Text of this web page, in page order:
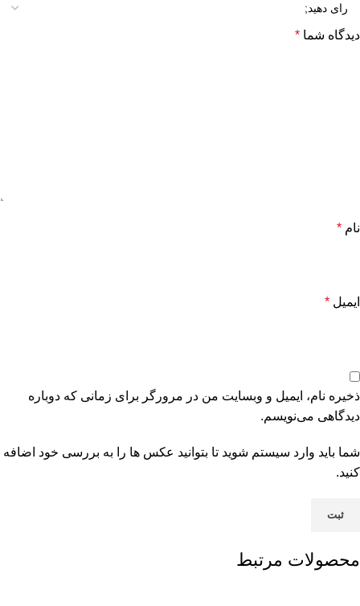
دیدگاه شما *
نام *
ایمیل *
ذخیره نام، ایمیل و وبسایت من در مرورگر برای زمانی که دوباره
دیدگاهی می‌نویسم.
شما باید وارد سیستم شوید تا بتوانید عکس ها را به بررسی خود اضافه
کنید.
محصولات مرتبط